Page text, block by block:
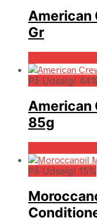
American
Gr
På Udsalg! 44%
American
85g
På Udsalg! 15%